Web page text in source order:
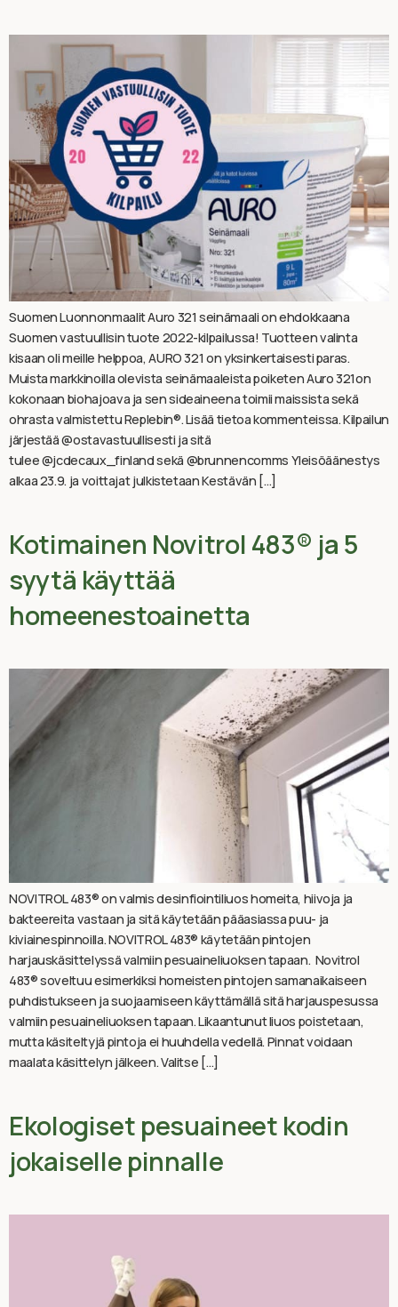
Suomen Luonnonmaalit Auro 321 seinämaali on ehdokkaana
Suomen vastuullisin tuote 2022-kilpailussa! Tuotteen valinta
kisaan oli meille helppoa, AURO 321 on yksinkertaisesti paras.
Muista markkinoilla olevista seinämaaleista poiketen Auro 321on
kokonaan biohajoava ja sen sideaineena toimii maissista sekä
ohrasta valmistettu Replebin®. Lisää tietoa kommenteissa. Kilpailun
järjestää @ostavastuullisesti ja sitä
tulee @jcdecaux_finland sekä @brunnencomms Yleisöäänestys
alkaa 23.9. ja voittajat julkistetaan Kestävän […]
Kotimainen Novitrol 483® ja 5
syytä käyttää
homeenestoainetta
NOVITROL 483® on valmis desinfiointiliuos homeita, hiivoja ja
bakteereita vastaan ja sitä käytetään pääasiassa puu- ja
kiviainespinnoilla. NOVITROL 483® käytetään pintojen
harjauskäsittelyssä valmiin pesuaineliuoksen tapaan. Novitrol
483® soveltuu esimerkiksi homeisten pintojen samanaikaiseen
puhdistukseen ja suojaamiseen käyttämällä sitä harjauspesussa
valmiin pesuaineliuoksen tapaan. Likaantunut liuos poistetaan,
mutta käsiteltyjä pintoja ei huuhdella vedellä. Pinnat voidaan
maalata käsittelyn jälkeen. Valitse […]
Ekologiset pesuaineet kodin
jokaiselle pinnalle